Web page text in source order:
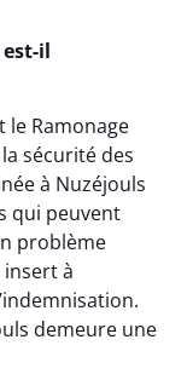
il
le Ramonage
sécurité des
à Nuzéjouls
qui peuvent
problème
à
demeure une